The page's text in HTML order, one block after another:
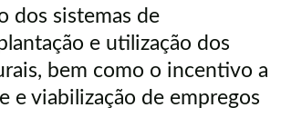
dos sistemas de
e utilização dos
bem como o incentivo a
e viabilização de empregos